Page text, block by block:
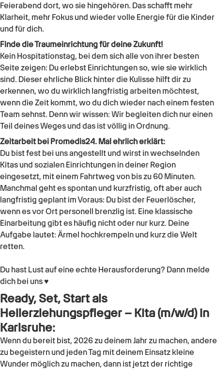
Feierabend dort, wo sie hingehören. Das schafft mehr
Klarheit, mehr Fokus und wieder volle Energie für die Kinder
und für dich.
Finde die Traumeinrichtung für deine Zukunft!
Kein Hospitationstag, bei dem sich alle von ihrer besten
Seite zeigen: Du erlebst Einrichtungen so, wie sie wirklich
sind. Dieser ehrliche Blick hinter die Kulisse hilft dir zu
erkennen, wo du wirklich langfristig arbeiten möchtest,
wenn die Zeit kommt, wo du dich wieder nach einem festen
Team sehnst. Denn wir wissen: Wir begleiten dich nur einen
Teil deines Weges und das ist völlig in Ordnung.
Zeitarbeit bei Promedis24. Mal ehrlich erklärt:
Du bist fest bei uns angestellt und wirst in wechselnden
Kitas und sozialen Einrichtungen in deiner Region
eingesetzt, mit einem Fahrtweg von bis zu 60 Minuten.
Manchmal geht es spontan und kurzfristig, oft aber auch
langfristig geplant im Voraus: Du bist der Feuerlöscher,
wenn es vor Ort personell brenzlig ist. Eine klassische
Einarbeitung gibt es häufig nicht oder nur kurz. Deine
Aufgabe lautet: Ärmel hochkrempeln und kurz die Welt
retten.
Du hast Lust auf eine echte Herausforderung? Dann melde
dich bei uns ♥
Ready, Set, Start als
Heilerziehungspfleger – Kita (m/w/d)in
Karlsruhe:
Wenn du bereit bist, 2026 zu deinem Jahr zu machen, andere
zu begeistern und jeden Tag mit deinem Einsatz kleine
Wunder möglich zu machen, dann ist jetzt der richtige